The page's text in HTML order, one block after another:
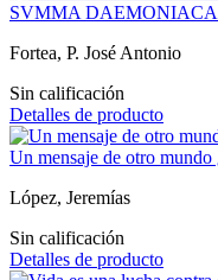
SVMMA DAEMONIACA.
Fortea, P. José Antonio
Sin calificación
Detalles de producto
Un mensaje de otro
López, Jeremías
Sin calificación
Detalles de producto